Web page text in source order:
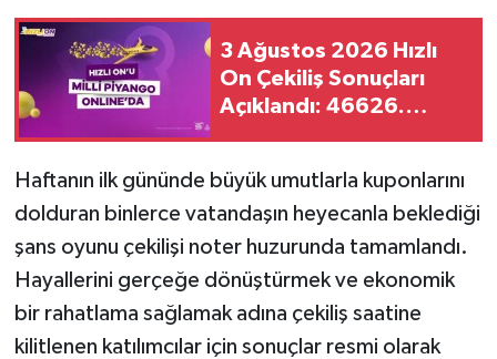
3 Ağustos 2026 Hızlı
On Çekiliş Sonuçları
Açıklandı: 46626.
Oranları!
Haftanın ilk gününde büyük umutlarla kuponlarını
dolduran binlerce vatandaşın heyecanla beklediği
şans oyunu çekilişi noter huzurunda tamamlandı.
Hayallerini gerçeğe dönüştürmek ve ekonomik
bir rahatlama sağlamak adına çekiliş saatine
kilitlenen katılımcılar için sonuçlar resmi olarak